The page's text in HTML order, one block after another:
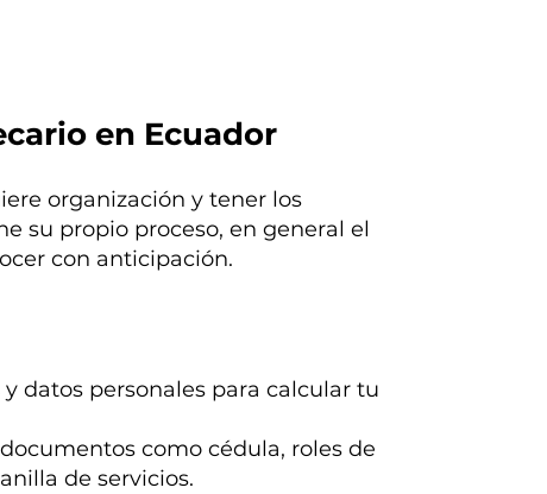
en Ecuador
organización y tener los
su propio proceso, en general el
con anticipación.
datos personales para calcular tu
como cédula, roles de
de servicios.